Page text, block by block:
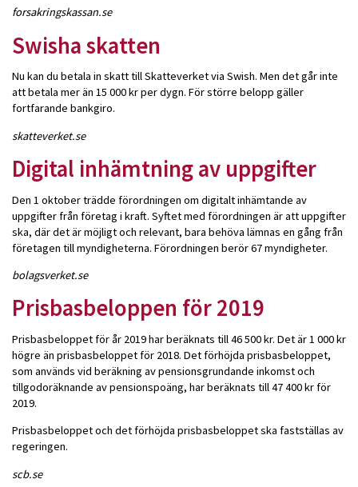
forsakringskassan.se
Swisha skatten
Nu kan du betala in skatt till Skatteverket via Swish. Men det går inte
att betala mer än 15 000 kr per dygn. För större belopp gäller
fortfarande bankgiro.
skatteverket.se
Digital inhämtning av uppgifter
Den 1 oktober trädde förordningen om digitalt inhämtande av
uppgifter från företag i kraft. Syftet med förordningen är att uppgifter
ska, där det är möjligt och relevant, bara behöva lämnas en gång från
företagen till myndigheterna. Förordningen berör 67 myndigheter.
bolagsverket.se
Prisbasbeloppen för 2019
Prisbasbeloppet för år 2019 har beräknats till 46 500 kr. Det är 1 000 kr
högre än prisbasbeloppet för 2018. Det förhöjda prisbasbeloppet,
som används vid beräkning av pensionsgrundande inkomst och
tillgodoräknande av pensionspoäng, har beräknats till 47 400 kr för
2019.
Prisbasbeloppet och det förhöjda prisbasbeloppet ska fastställas av
regeringen.
scb.se